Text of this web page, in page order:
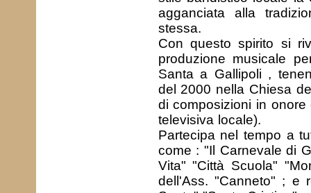
agganciata alla
stessa.
Con questo spirito si
produzione musicale
Santa a Gallipoli ,
del 2000 nella Chiesa
di composizioni in
televisiva locale).
Partecipa nel tempo a
come : "Il Carnevale di
Vita" "Città Scuola"
dell'Ass. "Canneto" ; e